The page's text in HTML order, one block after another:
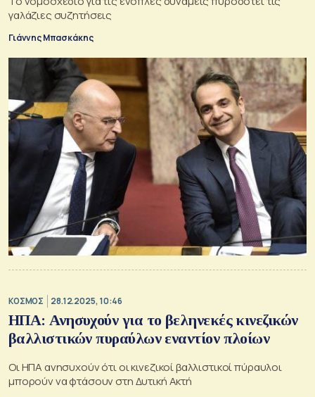
γαλάζιες συζητήσεις
Γιάννης Μπασκάκης
ΚΟΣΜΟΣ 28.12.2025, 10:46
ΗΠΑ: Ανησυχούν για το βεληνεκές κινεζικών
βαλλιστικών πυραύλων εναντίον πλοίων
Οι ΗΠΑ ανησυχούν ότι οι κινεζικοί βαλλιστικοί πύραυλοι
μπορούν να φτάσουν στη Δυτική Ακτή